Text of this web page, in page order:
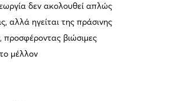
δεν ακολουθεί απλώς
αλλά ηγείται της πράσινης
προσφέροντας βιώσιμες
μέλλον